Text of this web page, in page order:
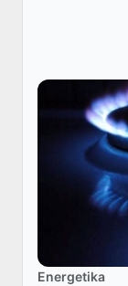
Energetika